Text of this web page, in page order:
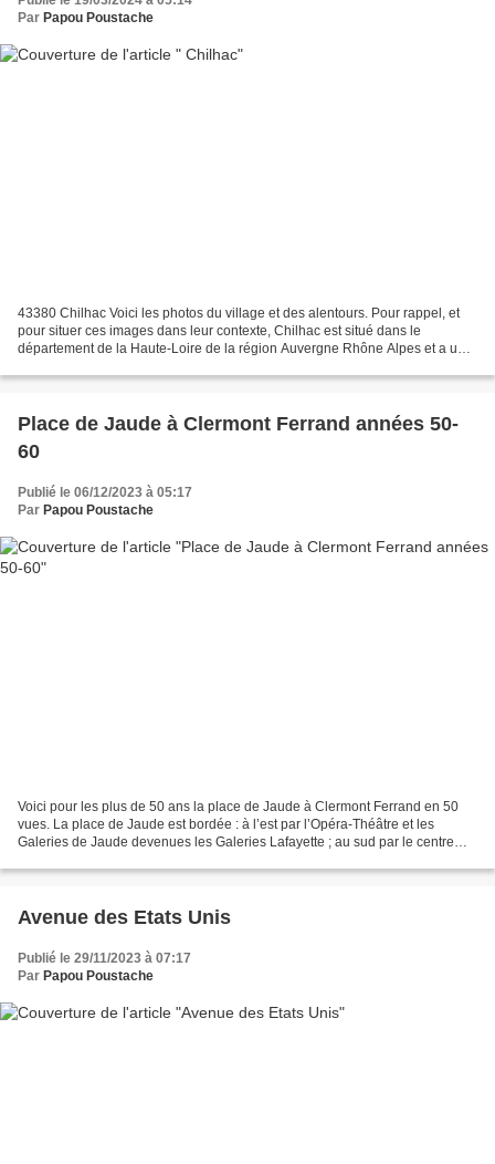
Par Papou Poustache
43380 Chilhac Voici les photos du village et des alentours. Pour rappel, et
pour situer ces images dans leur contexte, Chilhac est situé dans le
département de la Haute-Loire de la région Auvergne Rhône Alpes et a une
Place de Jaude à Clermont Ferrand années 50-
60
Publié le 06/12/2023 à 05:17
Par Papou Poustache
Voici pour les plus de 50 ans la place de Jaude à Clermont Ferrand en 50
vues. La place de Jaude est bordée : à l’est par l’Opéra-Théâtre et les
Galeries de Jaude devenues les Galeries Lafayette ; au sud par le centre
Avenue des Etats Unis
Publié le 29/11/2023 à 07:17
Par Papou Poustache